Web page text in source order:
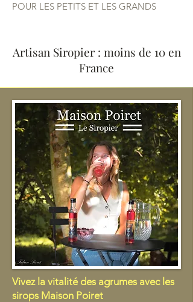
POUR LES PETITS ET LES GRANDS
Artisan Siropier : moins de 10 en
France
Vivez la vitalité des agrumes avec les
sirops Maison Poiret